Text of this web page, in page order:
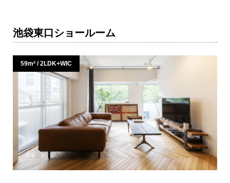
池袋東口ショールーム
59m² / 2LDK+WIC